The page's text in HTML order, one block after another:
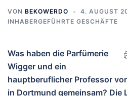
VON BEKOWERDO
4. AUGUST
INHABERGEFÜHRTE GESCHÄFTE
Was haben die Parfümerie
Wigger und ein
hauptberuflicher Professor
in Dortmund gemeinsam? Die